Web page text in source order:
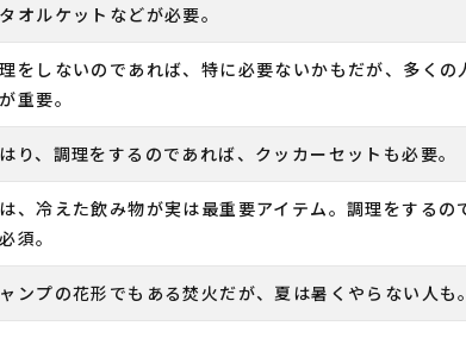
オルケットなどが必要。
をしないのであれば、特に必要ないかもだが、多く
重要。
り、調理をするのであれば、クッカーセットも必要。
、冷えた飲み物が実は最重要アイテム。調理をする
須。
ンプの花形でもある焚火だが、夏は暑くやらない人も。